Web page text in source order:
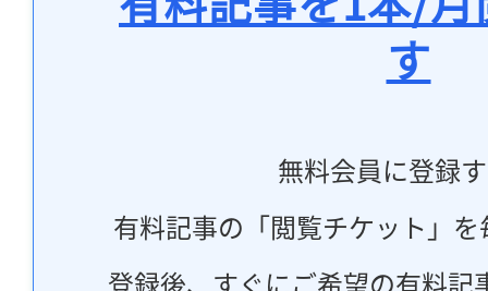
す
無料会員に登録
有料記事の「閲覧チケット」
登録後、すぐにご希望の有料記